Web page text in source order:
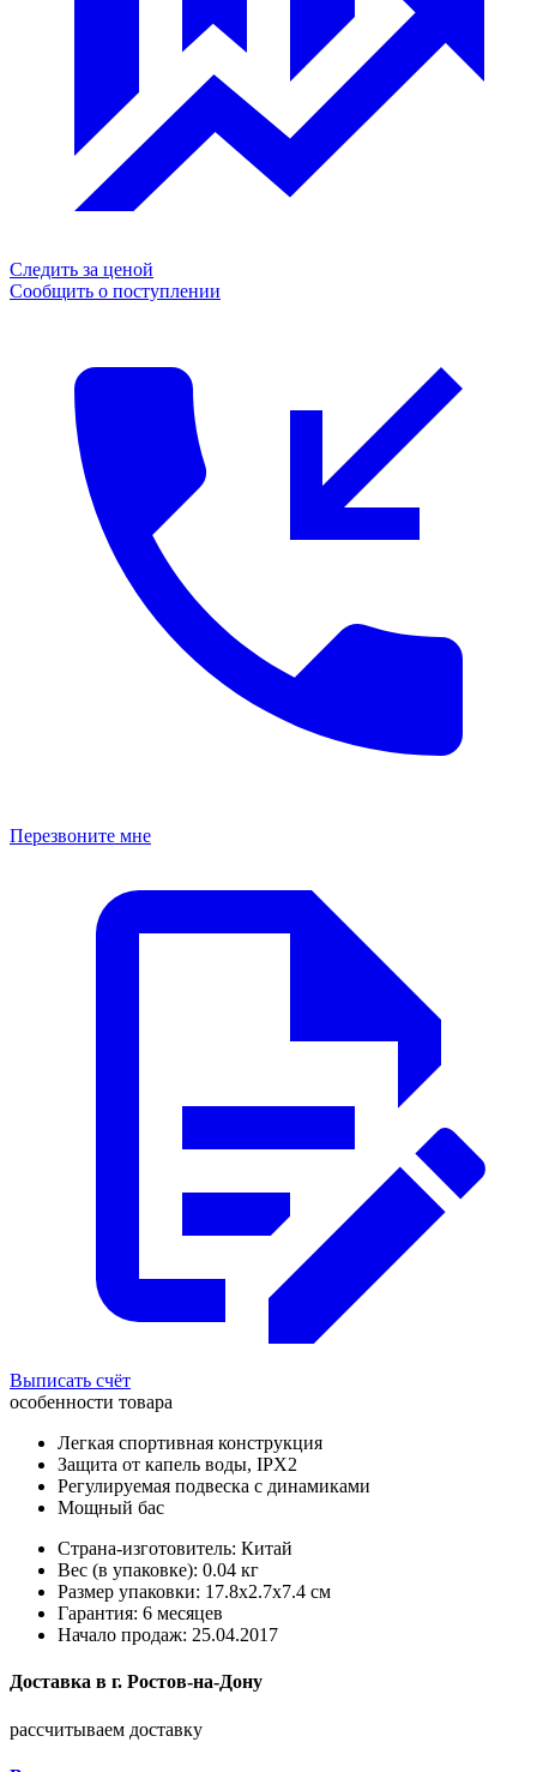
Следить за ценой
Сообщить о поступлении
Перезвоните мне
Выписать счёт
особенности товара
Легкая спортивная конструкция
Защита от капель воды, IPX2
Регулируемая подвеска с динамиками
Мощный бас
Страна-изготовитель: Китай
Вес (в упаковке): 0.04 кг
Размер упаковки: 17.8x2.7x7.4 см
Гарантия: 6 месяцев
Начало продаж: 25.04.2017
Доставка в г. Ростов-на-Дону
рассчитываем доставку